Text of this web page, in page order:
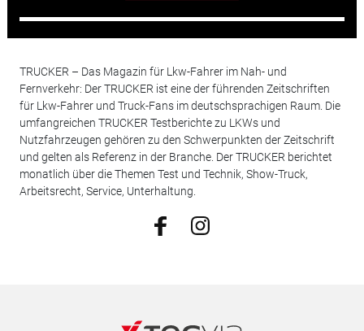
TRUCKER – Das Magazin für Lkw-Fahrer im Nah- und
Fernverkehr: Der TRUCKER ist eine der führenden Zeitschriften
für Lkw-Fahrer und Truck-Fans im deutschsprachigen Raum. Die
umfangreichen TRUCKER Testberichte zu LKWs und
Nutzfahrzeugen gehören zu den Schwerpunkten der Zeitschrift
und gelten als Referenz in der Branche. Der TRUCKER berichtet
monatlich über die Themen Test und Technik, Show-Truck,
Arbeitsrecht, Service, Unterhaltung.